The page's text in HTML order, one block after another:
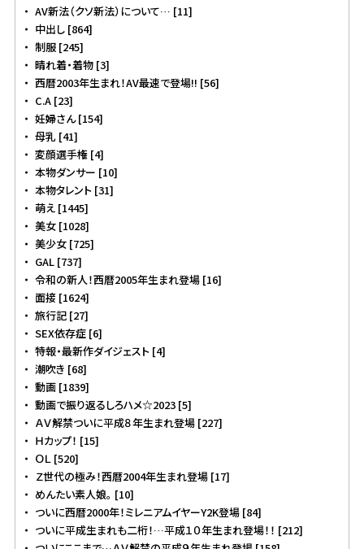
AV新法（クソ新法）について… [11]
中出し [864]
制服 [245]
晴れ着・着物 [3]
西暦2003年生まれ！AV最速で登場!! [56]
C.A [23]
妊婦さん [154]
母乳 [41]
変顔選手権 [4]
本物ダンサー [10]
本物タレント [31]
萌え [1445]
美女 [1028]
美少女 [725]
GAL [737]
令和の新人！西暦2005年生まれ登場 [16]
面接 [1624]
旅行記 [27]
SEX依存症 [6]
特報・最新作ダイジェスト [4]
潮吹き [68]
動画 [1839]
動画で振り返るしろハメ☆2023 [5]
ＡＶ解禁ついに平成８年生まれ登場 [227]
Ｈカップ！ [15]
ＯＬ [520]
Ｚ世代の極み！西暦2004年生まれ登場 [17]
めんたい素人娘。 [10]
ついに西暦2000年！ミレニアムイヤーY2K登場 [84]
ついに平成生まれも二桁！…平成１０年生まれ登場！！ [212]